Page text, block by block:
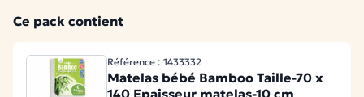
Ce pack contient
Référence : 1433332
Matelas bébé Bamboo Taille-70 x
140 Epaisseur matelas-10 cm